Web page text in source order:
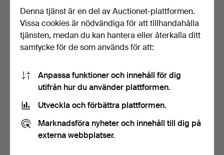
46.Guldnätväska, från
1900-talets första hälf…
47.Fransk guldnätväska,
från slutet av 1800-t…
Denna tjänst är en del av Auctionet-plattformen.
Vissa cookies är nödvändiga för att tillhandahålla
tjänsten, medan du kan hantera eller återkalla ditt
samtycke för de som används för att:
Anpassa funktioner och innehåll för dig
utifrån hur du använder plattformen.
Utveckla och förbättra plattformen.
Marknadsföra nyheter och innehåll till dig på
externa webbplatser.